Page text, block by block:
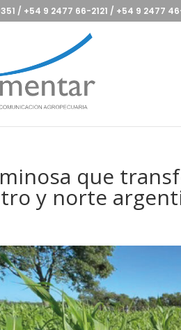
/ +54 9 2477 66-2121 / +54 9 2477
que
y norte